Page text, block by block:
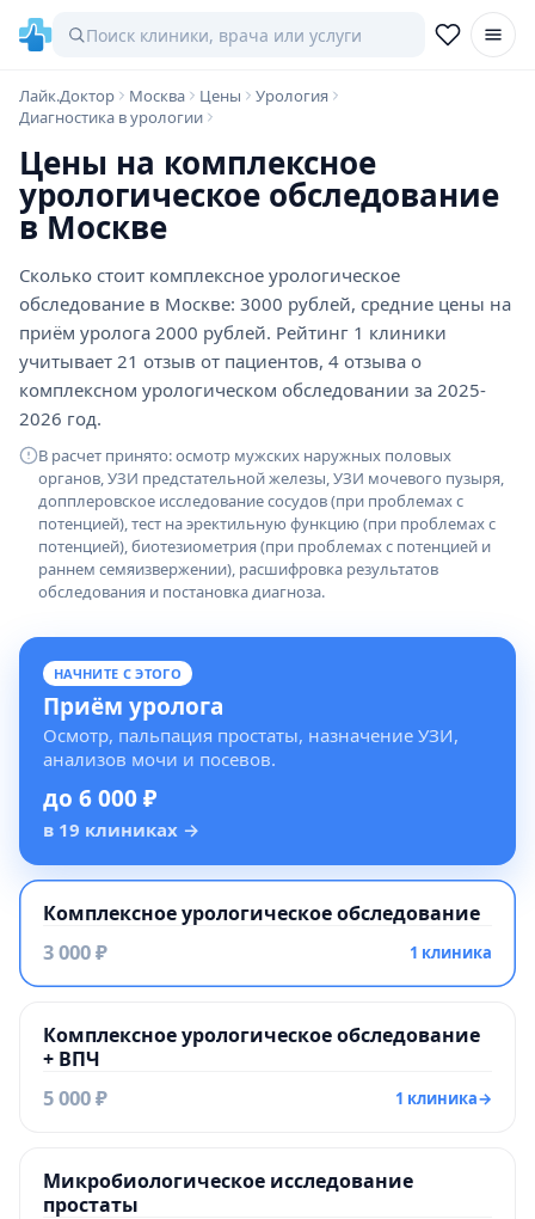
Лайк.Доктор Москва Цены
Урология
Диагностика в урологии
Цены на комплексное
урологическое обследование
в Москве
Сколько стоит комплексное урологическое
обследование в Москве: 3000 рублей, средние цены на
приём уролога 2000 рублей. Рейтинг 1 клиники
учитывает 21 отзыв от пациентов, 4 отзыва о
комплексном урологическом обследовании за 2025-
2026 год.
В расчет принято: осмотр мужских наружных половых
органов, УЗИ предстательной железы, УЗИ мочевого пузыря,
допплеровское исследование сосудов (при проблемах с
потенцией), тест на эректильную функцию (при проблемах с
потенцией), биотезиометрия (при проблемах с потенцией и
раннем семяизвержении), расшифровка результатов
обследования и постановка диагноза.
НАЧНИТЕ С ЭТОГО
Приём уролога
Осмотр, пальпация простаты, назначение УЗИ,
анализов мочи и посевов.
до 6 000 ₽
в 19 клиниках →
Комплексное урологическое обследование
3 000 ₽ 1 клиника
Комплексное урологическое обследование
+ ВПЧ
5 000 ₽ 1 клиника→
Микробиологическое исследование
простаты